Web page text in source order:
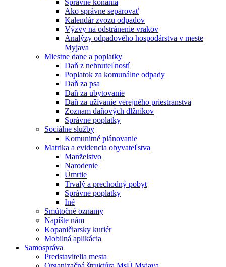
Správne konania
Ako správne separovať
Kalendár zvozu odpadov
Výzvy na odstránenie vrakov
Analýzy odpadového hospodárstva v meste
Myjava
Miestne dane a poplatky
Daň z nehnuteľností
Poplatok za komunálne odpady
Daň za psa
Daň za ubytovanie
Daň za užívanie verejného priestranstva
Zoznam daňových dlžníkov
Správne poplatky
Sociálne služby
Komunitné plánovanie
Matrika a evidencia obyvateľstva
Manželstvo
Narodenie
Úmrtie
Trvalý a prechodný pobyt
Správne poplatky
Iné
Smútočné oznamy
Napíšte nám
Kopaničiarsky kuriér
Mobilná aplikácia
Samospráva
Predstavitelia mesta